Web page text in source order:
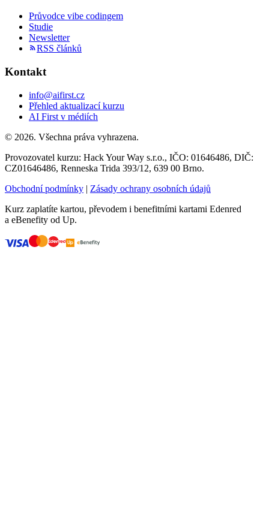
Průvodce vibe codingem
Studie
Newsletter
RSS článků
Kontakt
info@aifirst.cz
Přehled aktualizací kurzu
AI First v médiích
© 2026. Všechna práva vyhrazena.
Provozovatel kurzu: Hack Your Way s.r.o., IČO: 01646486, DIČ:
CZ01646486, Renneska Trida 393/12, 639 00 Brno.
Obchodní podmínky | Zásady ochrany osobních údajů
Kurz zaplatíte kartou, převodem i benefitními kartami Edenred
a eBenefity od Up.